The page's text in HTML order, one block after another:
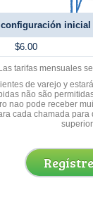
inicial
$6.00
tarifas mensuales
de varejo y
não são
nao pode receber
cada chamada